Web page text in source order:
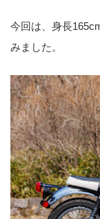
今回は、身長
みました。